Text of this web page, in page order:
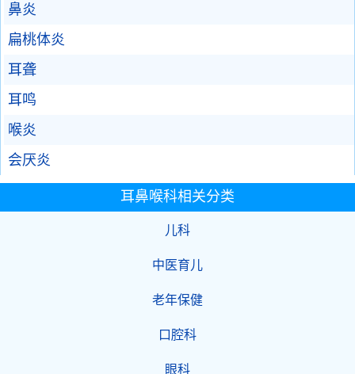
鼻炎
扁桃体炎
耳聋
耳鸣
喉炎
会厌炎
耳鼻喉科相关分类
儿科
中医育儿
老年保健
口腔科
眼科